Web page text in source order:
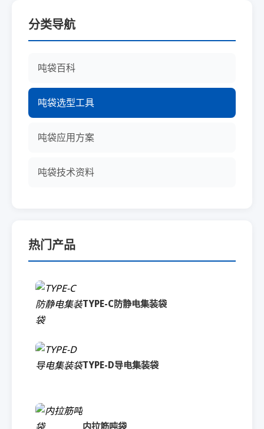
分类导航
吨袋百科
吨袋选型工具
吨袋应用方案
吨袋技术资料
热门产品
TYPE-C防静电集装袋
TYPE-D导电集装袋
内拉筋吨袋